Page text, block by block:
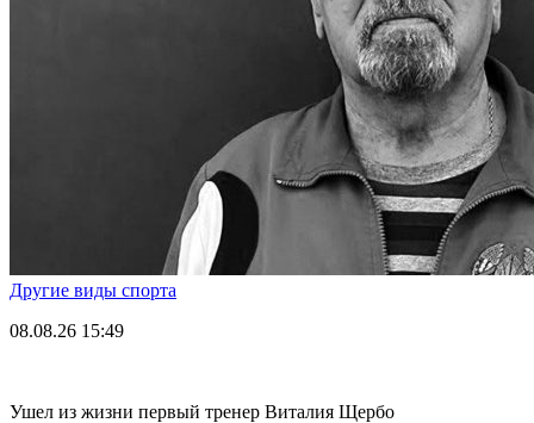
Другие виды спорта
08.08.26 15:49
Ушел из жизни первый тренер Виталия Щербо